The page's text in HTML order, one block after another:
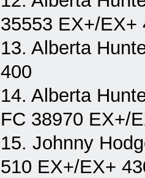
35553 EX+/EX+
13. Alberta
400
14. Alberta
FC 38970 EX+/
15. Johnny
510 EX+/EX+